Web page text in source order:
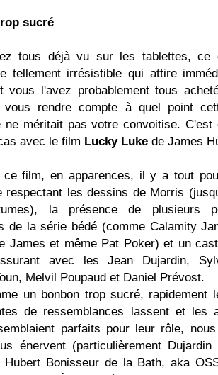
sucré
tous déjà vu sur les tablettes, ce
tellement irrésistible qui attire
vous l'avez probablement tous
rendre compte à quel point
ne méritait pas votre convoitise. C'est
avec le film Lucky Luke de James
ce film, en apparences, il y a tout
respectant les dessins de Morris
la présence de plusieurs
de la série bédé (comme Calamity
James et même Pat Poker) et un
avec les Jean Dujardin,
Melvil Poupaud et Daniel Prévost.
un bonbon trop sucré, rapidement
de ressemblances lassent et les
parfaits pour leur rôle,
énervent (particulièrement
Hubert Bonisseur de la Bath, aka